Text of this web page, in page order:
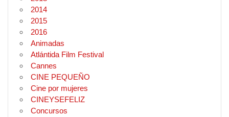
2014
2015
2016
Animadas
Atlántida Film Festival
Cannes
CINE PEQUEÑO
Cine por mujeres
CINEYSEFELIZ
Concursos